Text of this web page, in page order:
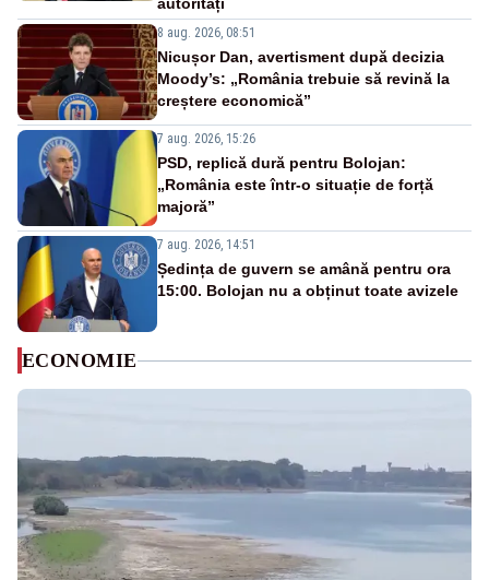
8 aug. 2026, 08:51
Nicușor Dan, avertisment după decizia
Moody’s: „România trebuie să revină la
creștere economică”
7 aug. 2026, 15:26
PSD, replică dură pentru Bolojan:
„România este într-o situație de forță
majoră”
7 aug. 2026, 14:51
Ședința de guvern se amână pentru ora
15:00. Bolojan nu a obținut toate avizele
ECONOMIE